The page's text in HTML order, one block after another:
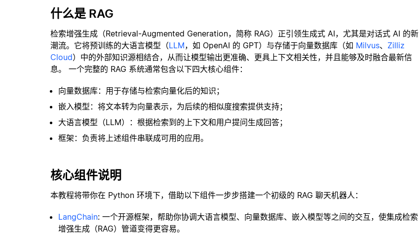
什么是 RAG
检索增强生成（Retrieval-Augmented Generation，简称 RAG）正引领生成式 AI，尤其是对话式 AI 的新
潮流。它将预训练的大语言模型（LLM，如 OpenAI 的 GPT）与存储于向量数据库（如 Milvus、 Zilliz
Cloud）中的外部知识源相结合，从而让模型输出更准确、更具上下文相关性，并且能够及时融合最新信
息。 一个完整的 RAG 系统通常包含以下四大核心组件：
向量数据库：用于存储与检索向量化后的知识；
嵌入模型：将文本转为向量表示，为后续的相似度搜索提供支持；
大语言模型（LLM）：根据检索到的上下文和用户提问生成回答；
框架：负责将上述组件串联成可用的应用。
核心组件说明
本教程将带你在 Python 环境下，借助以下组件一步步搭建一个初级的 RAG 聊天机器人：
LangChain: 一个开源框架，帮助你协调大语言模型、向量数据库、嵌入模型等之间的交互，使集成检索
增强生成（RAG）管道变得更容易。